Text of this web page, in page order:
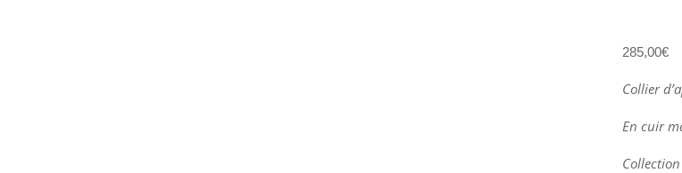
285,00€
Collier
En cuir